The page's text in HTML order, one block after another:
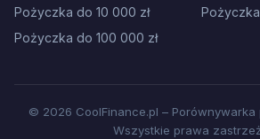
Pożyczka do 10 000 zł
Pożyczka do 100 000 zł
© 2026 CoolFinance.pl – Porównywarka
Wszystkie prawa